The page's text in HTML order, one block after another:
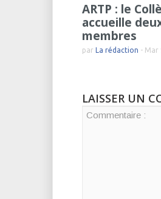
ARTP : le
accueille
membres
par La rédaction - Mar
LAISSER UN